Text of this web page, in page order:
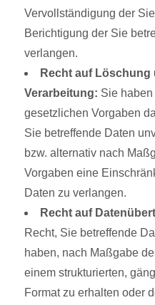
Vervollständigung der
Berichtigung der Sie
verlangen.
Recht auf
Verarbeitung: Sie
gesetzlichen Vorgaben
Sie betreffende Daten
bzw. alternativ nach
Vorgaben eine
Daten zu verlangen.
Recht auf
Recht, Sie betreffende
haben, nach Maßgabe
einem strukturierten,
Format zu erhalten oder